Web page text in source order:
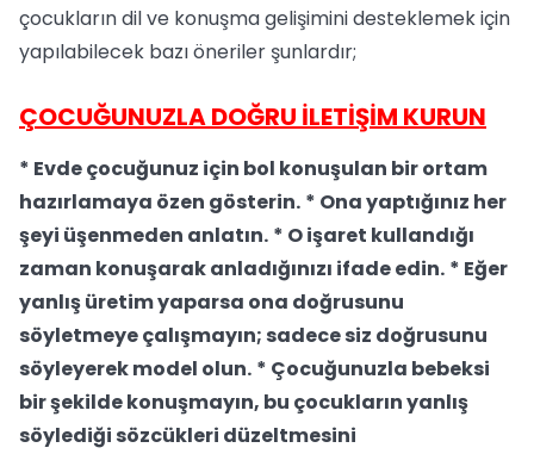
çocukların dil ve konuşma gelişimini desteklemek için
yapılabilecek bazı öneriler şunlardır;
ÇOCUĞUNUZLA DOĞRU İLETİŞİM KURUN
* Evde çocuğunuz için bol konuşulan bir ortam
hazırlamaya özen gösterin. * Ona yaptığınız her
şeyi üşenmeden anlatın. * O işaret kullandığı
zaman konuşarak anladığınızı ifade edin. * Eğer
yanlış üretim yaparsa ona doğrusunu
söyletmeye çalışmayın; sadece siz doğrusunu
söyleyerek model olun. * Çocuğunuzla bebeksi
bir şekilde konuşmayın, bu çocukların yanlış
söylediği sözcükleri düzeltmesini